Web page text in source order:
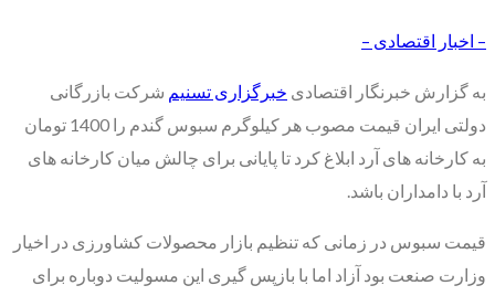
– اخبار اقتصادی –
به گزارش خبرنگار اقتصادی خبرگزاری تسنیم شرکت بازرگانی
دولتی ایران قیمت مصوب هر کیلوگرم سبوس گندم را 1400 تومان
به کارخانه های آرد ابلاغ کرد تا پایانی برای چالش میان کارخانه های
آرد با دامداران باشد.
قیمت سبوس در زمانی که تنظیم بازار محصولات کشاورزی در اخیار
وزارت صنعت بود آزاد اما با بازپس گیری این مسولیت دوباره برای